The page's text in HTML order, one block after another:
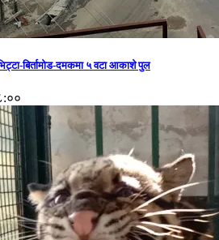
बिर्तामोड-दमकमा ५ वटा आकाशे पुल